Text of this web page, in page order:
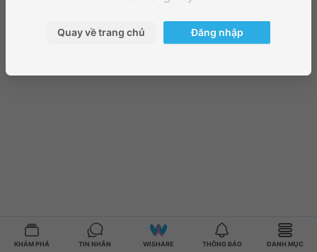
KHÁM PHÁ TIN NHẮN WISHARE THÔNG BÁO DANH MỤC
Quay về trang chủ Đăng nhập